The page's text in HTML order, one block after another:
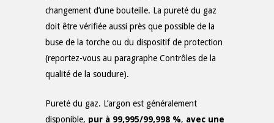
changement d’une bouteille. La pureté du gaz
doit être vérifiée aussi près que possible de la
buse de la torche ou du dispositif de protection
(reportez-vous au paragraphe Contrôles de la
qualité de la soudure).
Pureté du gaz. L’argon est généralement
disponible, pur à 99,995/99,998 %, avec une